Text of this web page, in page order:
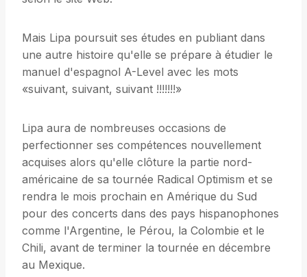
Mais Lipa poursuit ses études en publiant dans
une autre histoire qu'elle se prépare à étudier le
manuel d'espagnol A-Level avec les mots
«suivant, suivant, suivant !!!!!!!»
Lipa aura de nombreuses occasions de
perfectionner ses compétences nouvellement
acquises alors qu'elle clôture la partie nord-
américaine de sa tournée Radical Optimism et se
rendra le mois prochain en Amérique du Sud
pour des concerts dans des pays hispanophones
comme l'Argentine, le Pérou, la Colombie et le
Chili, avant de terminer la tournée en décembre
au Mexique.